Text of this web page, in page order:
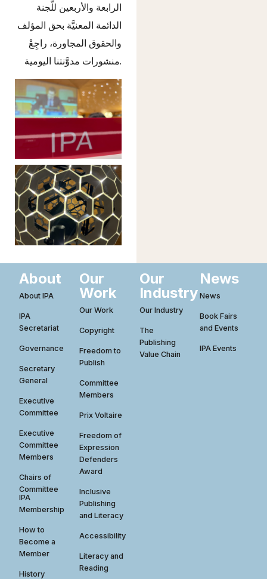
الرابعة والأربعين للَّجنة
الدائمة المعنيَّة بحق المؤلف
والحقوق المجاورة، راجِعْ
منشورات مدوَّنتنا اليومية.
About
About IPA
IPA
Secretariat
Governance
Secretary
General
Executive
Committee
Executive
Committee
Members
Chairs of
Committee
IPA
Membership
How to
Become a
Member
History
Our
Work
Our Work
Copyright
Freedom to
Publish
Committee
Members
Prix Voltaire
Freedom of
Expression
Defenders
Award
Inclusive
Publishing
and Literacy
Accessibility
Literacy and
Reading
Our
Industry
Our Industry
The
Publishing
Value Chain
News
News
Book Fairs
and Events
IPA Events